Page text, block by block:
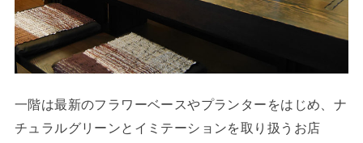
一階は最新のフラワーベースやプランターをはじめ、ナ
チュラルグリーンとイミテーションを取り扱うお店